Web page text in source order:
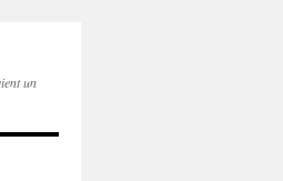
un